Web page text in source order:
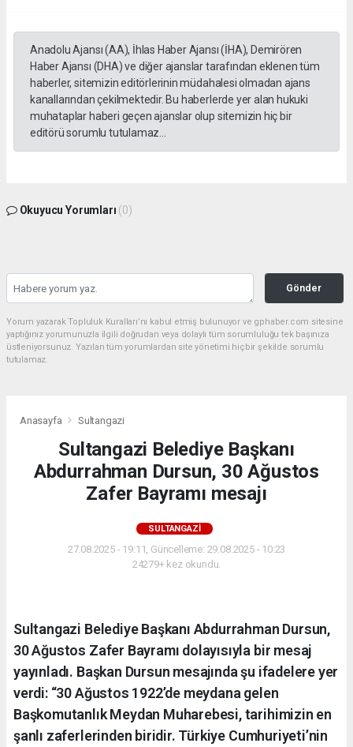
Anadolu Ajansı (AA), İhlas Haber Ajansı (İHA), Demirören
Haber Ajansı (DHA) ve diğer ajanslar tarafından eklenen tüm
haberler, sitemizin editörlerinin müdahalesi olmadan ajans
kanallarından çekilmektedir. Bu haberlerde yer alan hukuki
muhataplar haberi geçen ajanslar olup sitemizin hiç bir
editörü sorumlu tutulamaz...
Okuyucu Yorumları (0)
Gönder
Yorum yazarak Topluluk Kuralları’nı kabul etmiş bulunuyor ve gphaber.com sitesine
yaptığınız yorumunuzla ilgili doğrudan veya dolaylı tüm sorumluluğu tek başınıza
üstleniyorsunuz. Yazılan tüm yorumlardan site yönetimi hiçbir şekilde sorumlu
tutulamaz.
Anasayfa Sultangazi
Sultangazi Belediye Başkanı
Abdurrahman Dursun, 30 Ağustos
Zafer Bayramı mesajı
SULTANGAZI
27.08.2025 - 19:11, Güncelleme: 29.08.2025 - 10:23
24279+ kez okundu.
Sultangazi Belediye Başkanı Abdurrahman Dursun,
30 Ağustos Zafer Bayramı dolayısıyla bir mesaj
yayınladı. Başkan Dursun mesajında şu ifadelere yer
verdi: “30 Ağustos 1922’de meydana gelen
Başkomutanlık Meydan Muharebesi, tarihimizin en
şanlı zaferlerinden biridir. Türkiye Cumhuriyeti’nin